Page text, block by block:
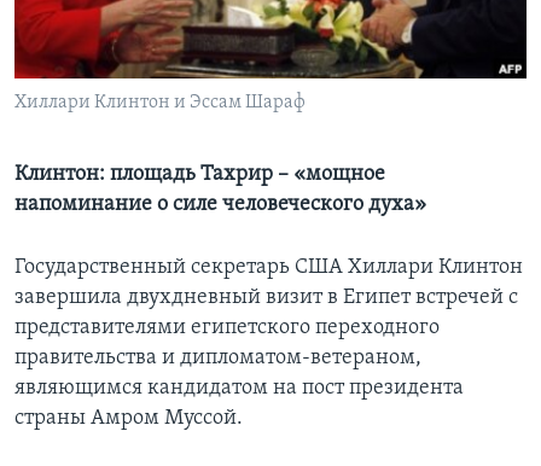
Learning English
СОЦИАЛЬНЫЕ СЕТИ
Хиллари Клинтон и Эссам Шараф
Клинтон: площадь Тахрир – «мощное
напоминание о силе человеческого духа»
Государственный секретарь США Хиллари Клинтон
завершила двухдневный визит в Египет встречей с
представителями египетского переходного
правительства и дипломатом-ветераном,
являющимся кандидатом на пост президента
страны Амром Муссой.